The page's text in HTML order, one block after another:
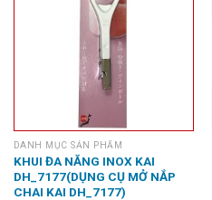
DANH MỤC SẢN PHẨM
KHUI ĐA NĂNG INOX KAI
DH_7177(DỤNG CỤ MỞ NẮP
CHAI KAI DH_7177)